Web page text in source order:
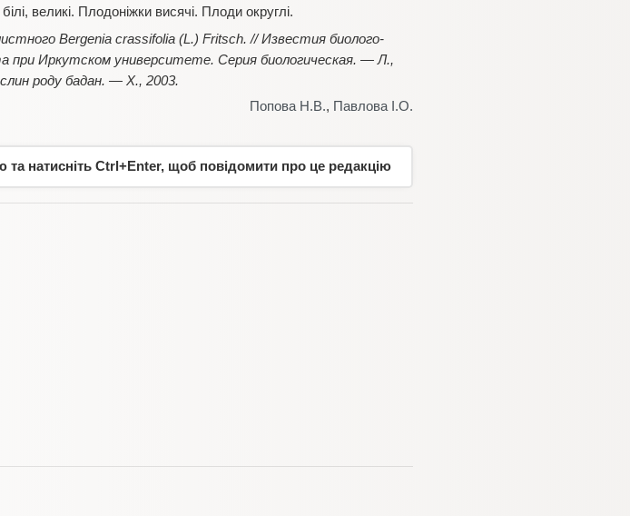
великі. Плодоніжки висячі. Плоди округлі.
Bergenia crassifolia (L.) Fritsch. // Известия биолого-
при Иркутском университете. Серия биологическая. — Л.,
роду бадан. — Х., 2003.
Попова Н.В., Павлова І.О.
натисніть Ctrl+Enter, щоб повідомити про це редакцію